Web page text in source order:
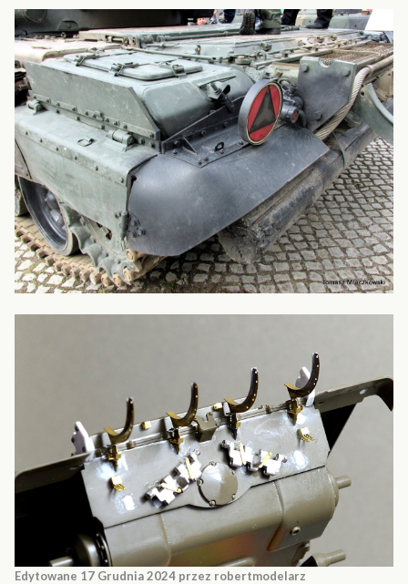
Edytowane 17 Grudnia 2024 przez robertmodelarz